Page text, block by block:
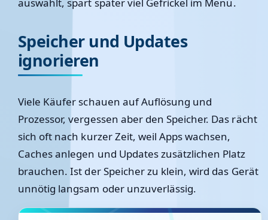
Speicher und Updates
ignorieren
Viele Käufer schauen auf Auflösung und
Prozessor, vergessen aber den Speicher. Das rächt
sich oft nach kurzer Zeit, weil Apps wachsen,
Caches anlegen und Updates zusätzlichen Platz
brauchen. Ist der Speicher zu klein, wird das Gerät
unnötig langsam oder unzuverlässig.